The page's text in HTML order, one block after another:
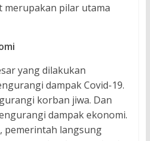
merupakan pilar utama
yang dilakukan
dampak Covid-19.
korban jiwa. Dan
dampak ekonomi.
pemerintah langsung